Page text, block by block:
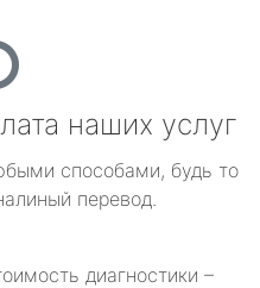
наших услуг
способами, будь то
перевод.
диагностики –